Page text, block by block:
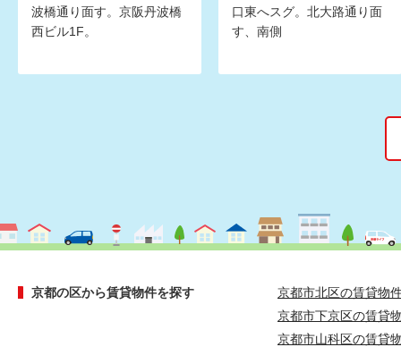
波橋通り面す。京阪丹波橋
西ビル1F。
口東へスグ。北大路通り面
す、南側
京都の区から賃貸物件を探す
京都市北区の賃貸物
京都市下京区の賃貸
京都市山科区の賃貸